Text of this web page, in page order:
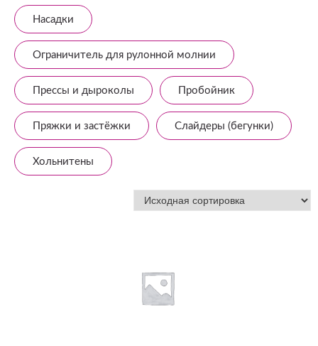
Насадки
Ограничитель для рулонной молнии
Прессы и дыроколы Пробойник
Пряжки и застёжки Слайдеры (бегунки)
Хольнитены